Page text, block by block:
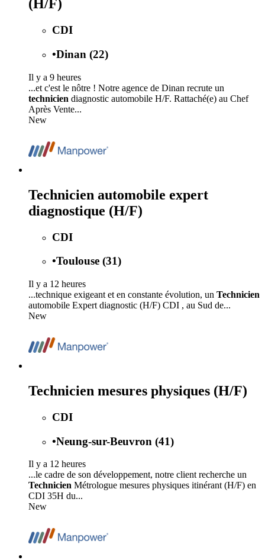
(H/F)
CDI
•Dinan (22)
Il y a 9 heures
...et c'est le nôtre ! Notre agence de Dinan recrute un
technicien diagnostic automobile H/F. Rattaché(e) au Chef
Après Vente...
New
Technicien automobile expert
diagnostique (H/F)
CDI
•Toulouse (31)
Il y a 12 heures
...technique exigeant et en constante évolution, un Technicien
automobile Expert diagnostic (H/F) CDI , au Sud de...
New
Technicien mesures physiques (H/F)
CDI
•Neung-sur-Beuvron (41)
Il y a 12 heures
...le cadre de son développement, notre client recherche un
Technicien Métrologue mesures physiques itinérant (H/F) en
CDI 35H du...
New